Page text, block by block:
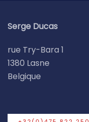
Serge Ducas
rue Try-Bara 1
1380 Lasne
Belgique